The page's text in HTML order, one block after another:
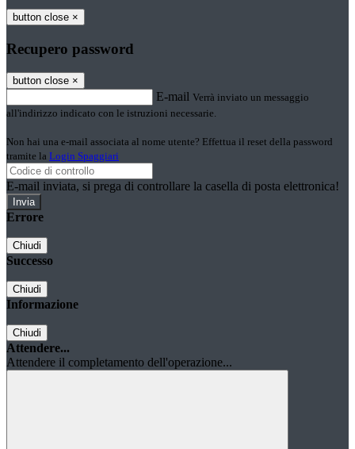
button close ×
Recupero password
button close ×
E-mail Verrà inviato un messaggio
all'indirizzo indicato con le istruzioni necessarie.
Non hai una e-mail associata al nome utente? Effettua il reset della password
tramite la Login Spaggiari
E-mail inviata, si prega di controllare la casella di posta elettronica!
Errore
Chiudi
Successo
Chiudi
Informazione
Chiudi
Attendere...
Attendere il completamento dell'operazione...